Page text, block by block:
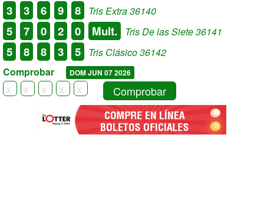
3 3 6 9 8 Tris Extra 36140
5 7 0 2 0 Mult. Tris De las Siete 36141
5 8 8 3 5
Tris Clásico 36142
Comprobar
DOM JUN 07 2026
Comprobar